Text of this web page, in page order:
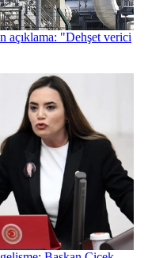
açıklama: "Dehşet verici